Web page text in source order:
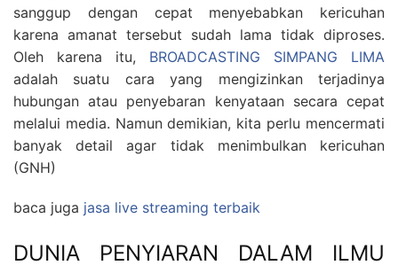
sanggup dengan cepat menyebabkan kericuhan
karena amanat tersebut sudah lama tidak diproses.
Oleh karena itu, BROADCASTING SIMPANG LIMA
adalah suatu cara yang mengizinkan terjadinya
hubungan atau penyebaran kenyataan secara cepat
melalui media. Namun demikian, kita perlu mencermati
banyak detail agar tidak menimbulkan kericuhan
(GNH)
baca juga jasa live streaming terbaik
DUNIA PENYIARAN DALAM ILMU